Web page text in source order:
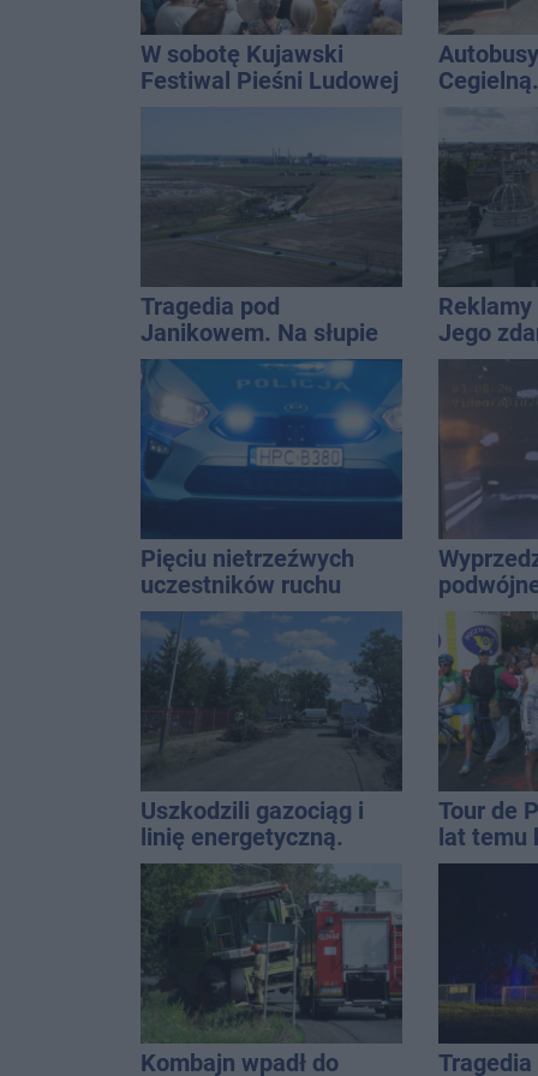
W sobotę Kujawski
Festiwal Pieśni Ludowej
remontu
Tragedia pod
Janikowem. Na słupie
energetycznym
znaleziono ciało
mężczyzny
Jego
Wroński
Pięciu nietrzeźwych
uczestników ruchu
wpadło w ręce policji.
Rekordzista miał 2,6
promila
przed
Uszkodzili gazociąg i
linię energetyczną.
Interweniowały służby
Tour de
lat temu
Kombajn wpadł do